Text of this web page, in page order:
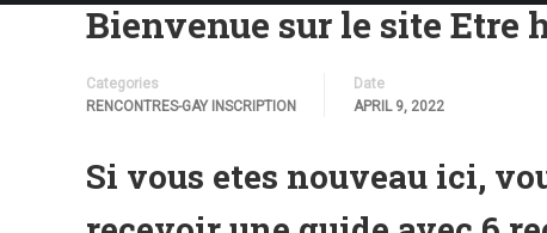
Bienvenue sur le site Etre
Categories
RENCONTRES-GAY INSCRIPTION
Date
APRIL 9, 2022
Si vous etes nouveau ici,